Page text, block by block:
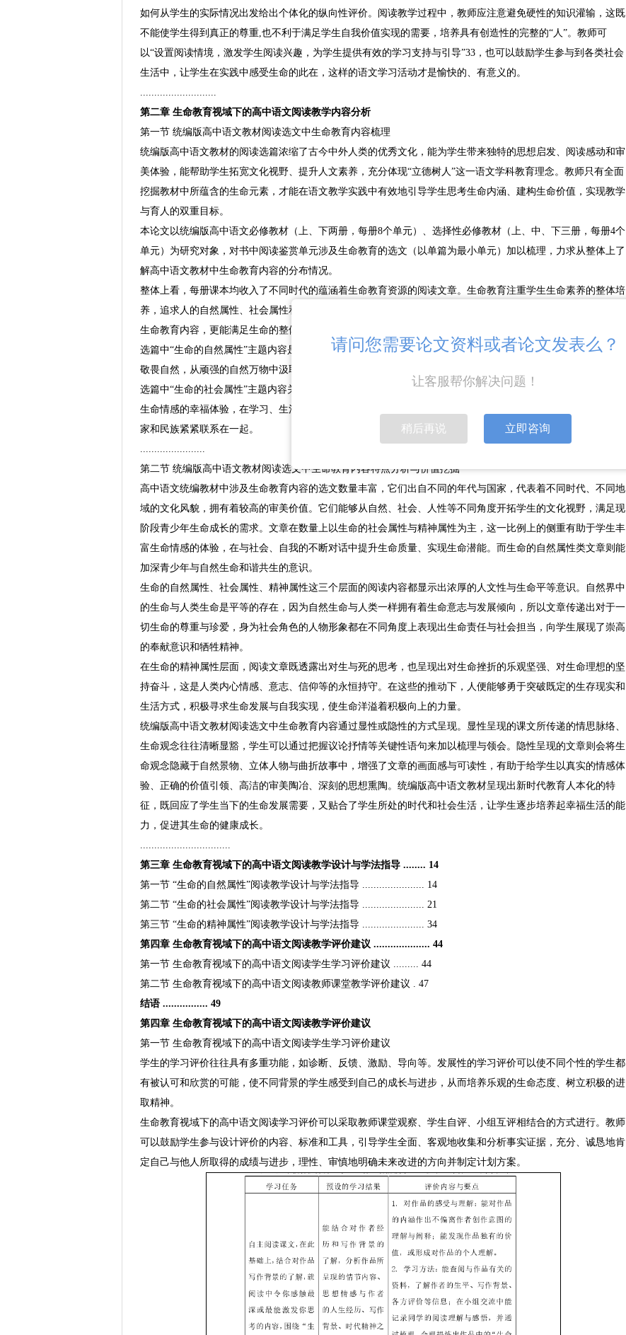
如何从学生的实际情况出发给出个体化的纵向性评价。阅读教学过程中，教师应注意避免硬性的知识灌输，这既
不能使学生得到真正的尊重,也不利于满足学生自我价值实现的需要，培养具有创造性的完整的“人”。教师可
以“设置阅读情境，激发学生阅读兴趣，为学生提供有效的学习支持与引导”33，也可以鼓励学生参与到各类社会
生活中，让学生在实践中感受生命的此在，这样的语文学习活动才是愉快的、有意义的。
...........................
第二章 生命教育视域下的高中语文阅读教学内容分析
第一节 统编版高中语文教材阅读选文中生命教育内容梳理
统编版高中语文教材的阅读选篇浓缩了古今中外人类的优秀文化，能为学生带来独特的思想启发、阅读感动和审
美体验，能帮助学生拓宽文化视野、提升人文素养，充分体现“立德树人”这一语文学科教育理念。教师只有全面
挖掘教材中所蕴含的生命元素，才能在语文教学实践中有效地引导学生思考生命内涵、建构生命价值，实现教学
与育人的双重目标。
本论文以统编版高中语文必修教材（上、下两册，每册8个单元）、选择性必修教材（上、中、下三册，每册4个
单元）为研究对象，对书中阅读鉴赏单元涉及生命教育的选文（以单篇为最小单元）加以梳理，力求从整体上了
解高中语文教材中生命教育内容的分布情况。
整体上看，每册课本均收入了不同时代的蕴涵着生命教育资源的阅读文章。生命教育注重学生生命素养的整体培
养，追求人的自然属性、社会属性和精神属性在生命中的综合发展。因此，从这三个生命关系维度来划分和构建
生命教育内容，更能满足生命的整体发展需要。
选篇中“生命的自然属性”主题内容是带领学生欣赏美好的大自然以及其中充满活力的动植物，使学生热爱生命，
敬畏自然，从顽强的自然万物中汲取积极向上的精神力量。
选篇中“生命的社会属性”主题内容关注人在社会中的身份角色、以及与他人之间的良好关系，使学生丰富对不同
生命情感的幸福体验，在学习、生活中发扬奉献意识与拼搏精神，主动承担起一定的社会责任，将人生价值与国
家和民族紧紧联系在一起。
.......................
第二节 统编版高中语文教材阅读选文中生命教育内容特点分析与价值挖掘
高中语文统编教材中涉及生命教育内容的选文数量丰富，它们出自不同的年代与国家，代表着不同时代、不同地
域的文化风貌，拥有着较高的审美价值。它们能够从自然、社会、人性等不同角度开拓学生的文化视野，满足现
阶段青少年生命成长的需求。文章在数量上以生命的社会属性与精神属性为主，这一比例上的侧重有助于学生丰
富生命情感的体验，在与社会、自我的不断对话中提升生命质量、实现生命潜能。而生命的自然属性类文章则能
加深青少年与自然生命和谐共生的意识。
生命的自然属性、社会属性、精神属性这三个层面的阅读内容都显示出浓厚的人文性与生命平等意识。自然界中
的生命与人类生命是平等的存在，因为自然生命与人类一样拥有着生命意志与发展倾向，所以文章传递出对于一
切生命的尊重与珍爱，身为社会角色的人物形象都在不同角度上表现出生命责任与社会担当，向学生展现了崇高
的奉献意识和牺牲精神。
在生命的精神属性层面，阅读文章既透露出对生与死的思考，也呈现出对生命挫折的乐观坚强、对生命理想的坚
持奋斗，这是人类内心情感、意志、信仰等的永恒持守。在这些的推动下，人便能够勇于突破既定的生存现实和
生活方式，积极寻求生命发展与自我实现，使生命洋溢着积极向上的力量。
统编版高中语文教材阅读选文中生命教育内容通过显性或隐性的方式呈现。显性呈现的课文所传递的情思脉络、
生命观念往往清晰显豁，学生可以通过把握议论抒情等关键性语句来加以梳理与领会。隐性呈现的文章则会将生
命观念隐藏于自然景物、立体人物与曲折故事中，增强了文章的画面感与可读性，有助于给学生以真实的情感体
验、正确的价值引领、高洁的审美陶冶、深刻的思想熏陶。统编版高中语文教材呈现出新时代教育人本化的特
征，既回应了学生当下的生命发展需要，又贴合了学生所处的时代和社会生活，让学生逐步培养起幸福生活的能
力，促进其生命的健康成长。
................................
第三章 生命教育视域下的高中语文阅读教学设计与学法指导 ........ 14
第一节 “生命的自然属性”阅读教学设计与学法指导 ...................... 14
第二节 “生命的社会属性”阅读教学设计与学法指导 ...................... 21
第三节 “生命的精神属性”阅读教学设计与学法指导 ...................... 34
第四章 生命教育视域下的高中语文阅读教学评价建议 .................... 44
第一节 生命教育视域下的高中语文阅读学生学习评价建议 ......... 44
第二节 生命教育视域下的高中语文阅读教师课堂教学评价建议 . 47
结语 ................ 49
第四章 生命教育视域下的高中语文阅读教学评价建议
第一节 生命教育视域下的高中语文阅读学生学习评价建议
学生的学习评价往往具有多重功能，如诊断、反馈、激励、导向等。发展性的学习评价可以使不同个性的学生都
有被认可和欣赏的可能，使不同背景的学生感受到自己的成长与进步，从而培养乐观的生命态度、树立积极的进
取精神。
生命教育视域下的高中语文阅读学习评价可以采取教师课堂观察、学生自评、小组互评相结合的方式进行。教师
可以鼓励学生参与设计评价的内容、标准和工具，引导学生全面、客观地收集和分析事实证据，充分、诚恳地肯
定自己与他人所取得的成绩与进步，理性、审慎地明确未来改进的方向并制定计划方案。
请问您需要论文资料或者论文发表么？
让客服帮你解决问题！
稍后再说 立即咨询